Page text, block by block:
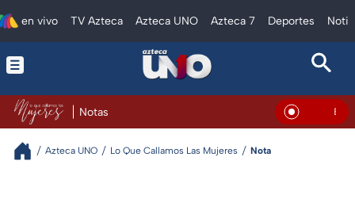
en vivo TV Azteca Azteca UNO Azteca 7 Deportes
Notas En Vivo
Azteca UNO Lo Que Callamos Las Mujeres Nota